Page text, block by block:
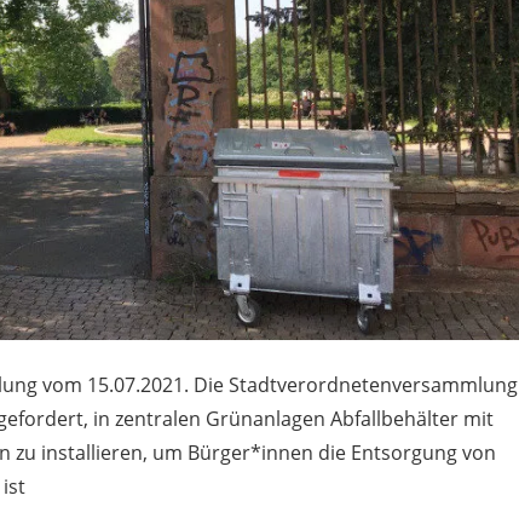
vom 15.07.2021. Die Stadtverordnetenversammlung
in zentralen Grünanlagen Abfallbehälter mit
zu installieren, um Bürger*innen die Entsorgung von
ist